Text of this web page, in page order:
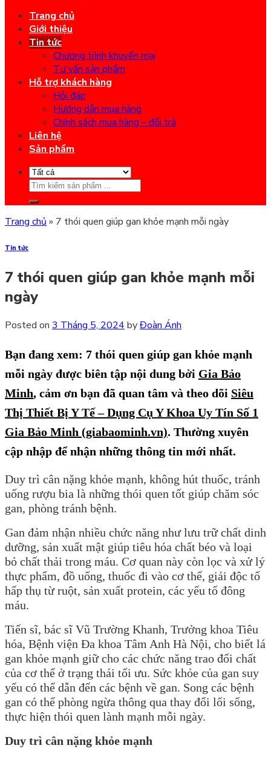
Trang chủ
Giới thiệu
Tin tức
Chương trình khuyến mại
Tư vấn sản phẩm
Hỗ trợ khách hàng
Hỏi đáp
Hướng dẫn mua hàng
Chính sách mua hàng – đổi trả
Liên hệ
Sản phẩm
Search
for:
Trang chủ » 7 thói quen giúp gan khỏe mạnh mỗi ngày
Tin tức
7 thói quen giúp gan khỏe mạnh mỗi
ngày
Posted on 3 Tháng 5, 2024 byĐoàn Ánh
Bạn đang xem: 7 thói quen giúp gan khỏe mạnh
mỗi ngày được biên tập nội dung bởi Gia Bảo
Minh, cảm ơn bạn đã quan tâm và theo dõi Siêu
Thị Thiết Bị Y Tế – Dụng Cụ Y Khoa Uy Tín Số 1
Gia Bảo Minh (giabaominh.vn). Thường xuyên
cập nhập để nhận những thông tin mới nhất.
Duy trì cân nặng khỏe mạnh, không hút thuốc, tránh
uống rượu bia là những thói quen tốt giúp chăm sóc
gan, phòng tránh bệnh.
Gan đảm nhận nhiều chức năng như lưu trữ chất dinh
dưỡng, sản xuất mật giúp tiêu hóa chất béo và loại
bỏ chất thải trong máu. Cơ quan này còn lọc và xử lý
thực phẩm, đồ uống, thuốc đi vào cơ thể, giải độc tố
hấp thụ từ ruột, sản xuất protein, các yếu tố đông
máu.
Tiến sĩ, bác sĩ Vũ Trường Khanh, Trưởng khoa Tiêu
hóa, Bệnh viện Đa khoa Tâm Anh Hà Nội, cho biết lá
gan khỏe mạnh giữ cho các chức năng trao đổi chất
của cơ thể ở trạng thái tối ưu. Sức khỏe của gan suy
yếu có thể dẫn đến các bệnh về gan. Song các bệnh
gan có thể phòng ngừa thông qua thay đổi lối sống,
thực hiện thói quen lành mạnh mỗi ngày.
Duy trì cân nặng khỏe mạnh